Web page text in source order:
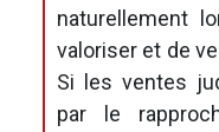
naturellement
valoriser et de
Si les ventes
par le